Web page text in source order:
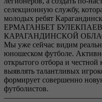
селекционную службу,
молодых ребят
ЕРМАГАНБЕТ
КАРАГАНДИНСКОЙ
Мы уже сейчас видим
юношеском футболе.
открытого отбора и честной
выявлять талантливых
формирует совершенно
футболистов.